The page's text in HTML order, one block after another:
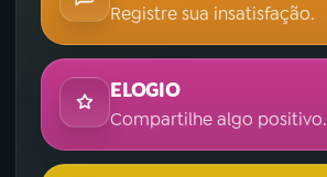
Registre sua insatisfação.
ELOGIO
Compartilhe algo positivo.